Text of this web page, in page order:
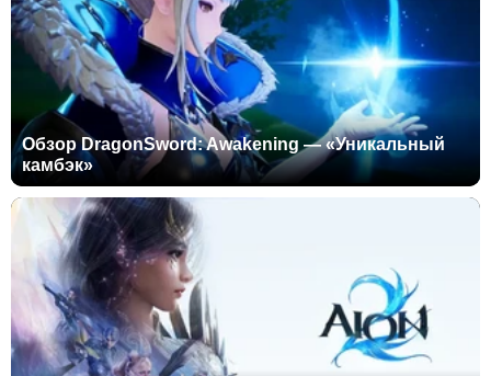
Обзор DragonSword: Awakening — «Уникальный
камбэк»